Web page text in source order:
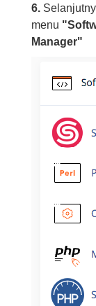
6.
menu
Manager"